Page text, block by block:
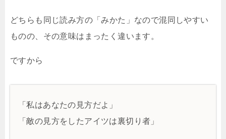
どちらも同じ読み方の「みかた」なので混同しやすい
ものの、その意味はまったく違います。
ですから
「私はあなたの見方だよ」
「敵の見方をしたアイツは裏切り者」